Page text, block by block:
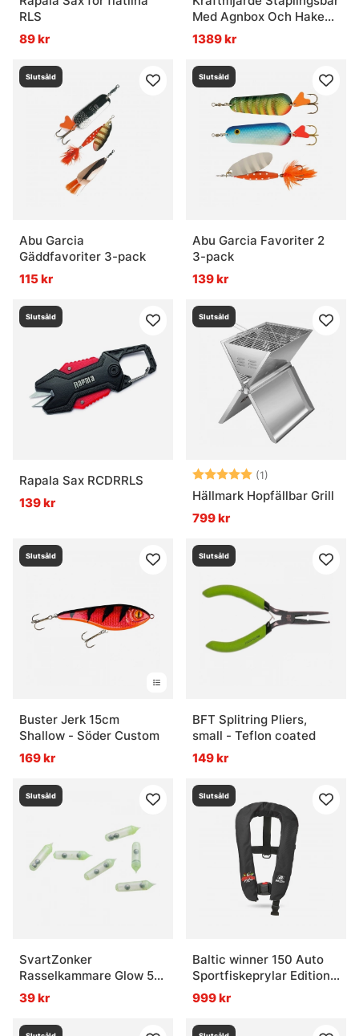
RLS
89 kr
Med Agnbox Och Hake
(10-pack)
1389 kr
Slutsåld
Abu Garcia
Gäddfavoriter 3-pack
115 kr
Slutsåld
Abu Garcia Favoriter 2
3-pack
139 kr
Slutsåld
Rapala Sax RCDRRLS
139 kr
Slutsåld
Betyg: (1)
Hällmark Hopfällbar Grill
799 kr
Slutsåld
Buster Jerk 15cm
Shallow - Söder Custom
169 kr
Slutsåld
BFT Splitring Pliers,
small - Teflon coated
149 kr
Slutsåld
SvartZonker
Rasselkammare Glow 5-
pack
39 kr
Slutsåld
Baltic winner 150 Auto
Sportfiskeprylar Edition
(Svart)
999 kr